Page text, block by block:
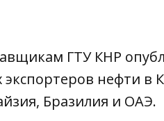
ГТУ КНР
нефти в
Бразилия и ОАЭ.